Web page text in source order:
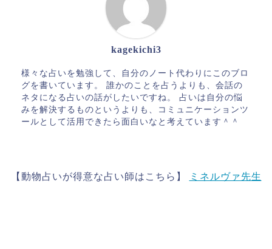
kagekichi3
様々な占いを勉強して、自分のノート代わりにこのブロ
グを書いています。 誰かのことを占うよりも、会話の
ネタになる占いの話がしたいですね。 占いは自分の悩
みを解決するものというよりも、コミュニケーションツ
ールとして活用できたら面白いなと考えています＾＾
【動物占いが得意な占い師はこちら】 ミネルヴァ先生